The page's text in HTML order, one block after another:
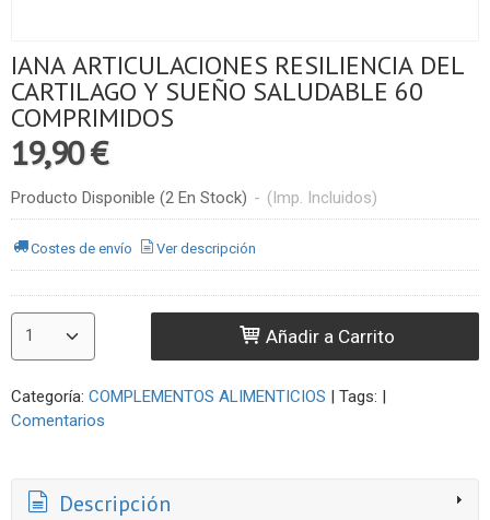
IANA ARTICULACIONES RESILIENCIA DEL
CARTILAGO Y SUEÑO SALUDABLE 60
COMPRIMIDOS
19,90 €
Producto Disponible (2 En Stock) - (Imp. Incluidos)
Costes de envío Ver descripción
Añadir a Carrito
Categoría: COMPLEMENTOS ALIMENTICIOS | Tags: |
Comentarios
Descripción